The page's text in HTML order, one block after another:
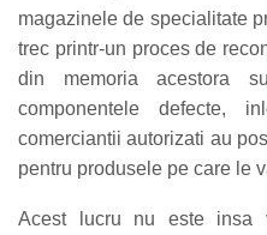
magazinele de specialitate
trec printr-un proces de
din memoria acestora
componentele defecte,
comerciantii autorizati au
pentru produsele pe care le
Acest lucru nu este insa